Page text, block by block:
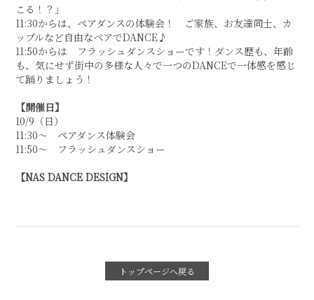
こる！？」
11:30からは、ペアダンスの体験会！ ご家族、お友達同士、カ
ップルなど自由なペアでDANCE♪
11:50からは フラッシュダンスショーです！ダンス歴も、年齢
も、気にせず街中の多様な人々で一つのDANCEで一体感を感じ
て踊りましょう！
【開催日】
10/9（日）
11:30〜 ペアダンス体験会
11:50〜 フラッシュダンスショー
【NAS DANCE DESIGN】
トップページへ戻る